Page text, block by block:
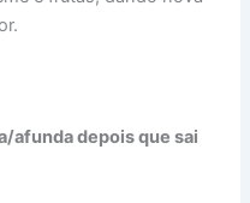
afunda depois que sai